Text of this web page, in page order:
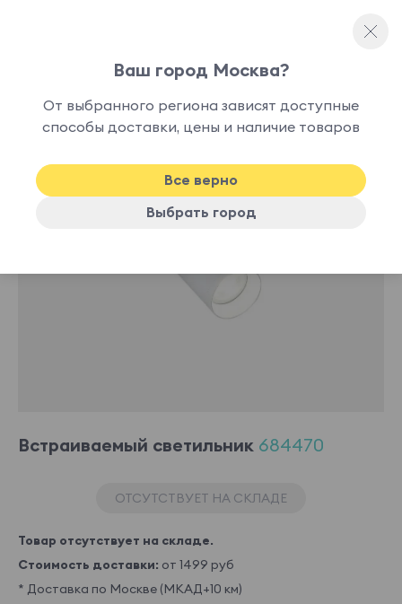
Споты и точечные светильники
наличии
Встраиваемый светильник 684470
ОТСУТСТВУЕТ НА СКЛАДЕ
Товар отсутствует на складе.
Стоимость доставки: от 1499 руб
* Доставка по Москве (МКАД+10 км)
Ваш город Москва?
От выбранного региона зависят доступные
способы доставки, цены и наличие товаров
Все верно
Выбрать город